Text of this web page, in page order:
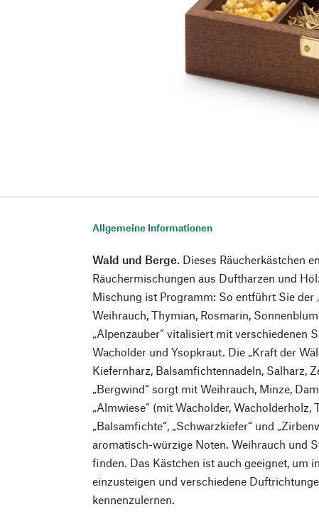
Allgemeine Informationen
Wald und Berge. Dieses Räucherkästchen
Räuchermischungen aus Duftharzen und
Mischung ist Programm: So entführt Sie der
Weihrauch, Thymian, Rosmarin,
„Alpenzauber“ vitalisiert mit verschiedenen
Wacholder und Ysopkraut. Die „Kraft der
Kiefernharz, Balsamfichtennadeln, Salharz,
„Bergwind“ sorgt mit Weihrauch, Minze,
„Almwiese“ (mit Wacholder, Wacholderholz,
„Balsamfichte“, „Schwarzkiefer“ und
aromatisch-würzige Noten. Weihrauch und
finden. Das Kästchen ist auch geeignet, um
einzusteigen und verschiedene
kennenzulernen.